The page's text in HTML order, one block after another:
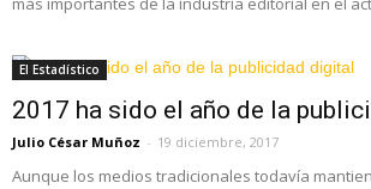
El Estadístico
2017 ha sido el año de la
Julio César Muñoz - 19 diciembre, 2017
Aunque los medios tradicionales todavía